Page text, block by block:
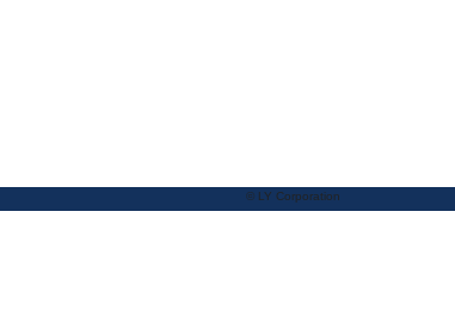
© LY Corporation